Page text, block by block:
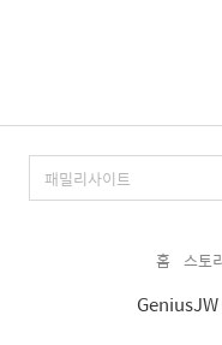
홈 스토
GeniusJW